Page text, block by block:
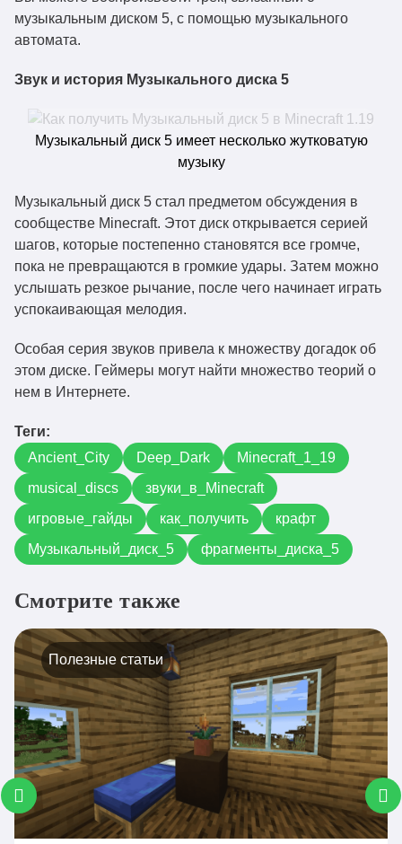
музыкальным диском 5, с помощью музыкального
автомата.
Звук и история Музыкального диска 5
Музыкальный диск 5 имеет несколько жутковатую
музыку
Музыкальный диск 5 стал предметом обсуждения в
сообществе Minecraft. Этот диск открывается серией
шагов, которые постепенно становятся все громче,
пока не превращаются в громкие удары. Затем можно
услышать резкое рычание, после чего начинает играть
успокаивающая мелодия.
Особая серия звуков привела к множеству догадок об
этом диске. Геймеры могут найти множество теорий о
нем в Интернете.
Теги:
Ancient_City
Deep_Dark
Minecraft_1_19
musical_discs
звуки_в_Minecraft
игровые_гайды
как_получить
крафт
Музыкальный_диск_5
фрагменты_диска_5
Смотрите также
Полезные статьи